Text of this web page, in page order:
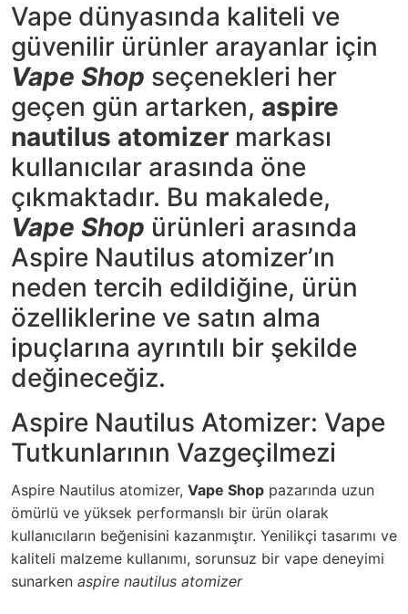
Vape dünyasında kaliteli ve
güvenilir ürünler arayanlar için
Vape Shop seçenekleri her
geçen gün artarken, aspire
nautilus atomizer markası
kullanıcılar arasında öne
çıkmaktadır. Bu makalede,
Vape Shop ürünleri arasında
Aspire Nautilus atomizer’ın
neden tercih edildiğine, ürün
özelliklerine ve satın alma
ipuçlarına ayrıntılı bir şekilde
değineceğiz.
Aspire Nautilus Atomizer: Vape
Tutkunlarının Vazgeçilmezi
Aspire Nautilus atomizer, Vape Shop pazarında uzun
ömürlü ve yüksek performanslı bir ürün olarak
kullanıcıların beğenisini kazanmıştır. Yenilikçi tasarımı ve
kaliteli malzeme kullanımı, sorunsuz bir vape deneyimi
sunarken aspire nautilus atomizer